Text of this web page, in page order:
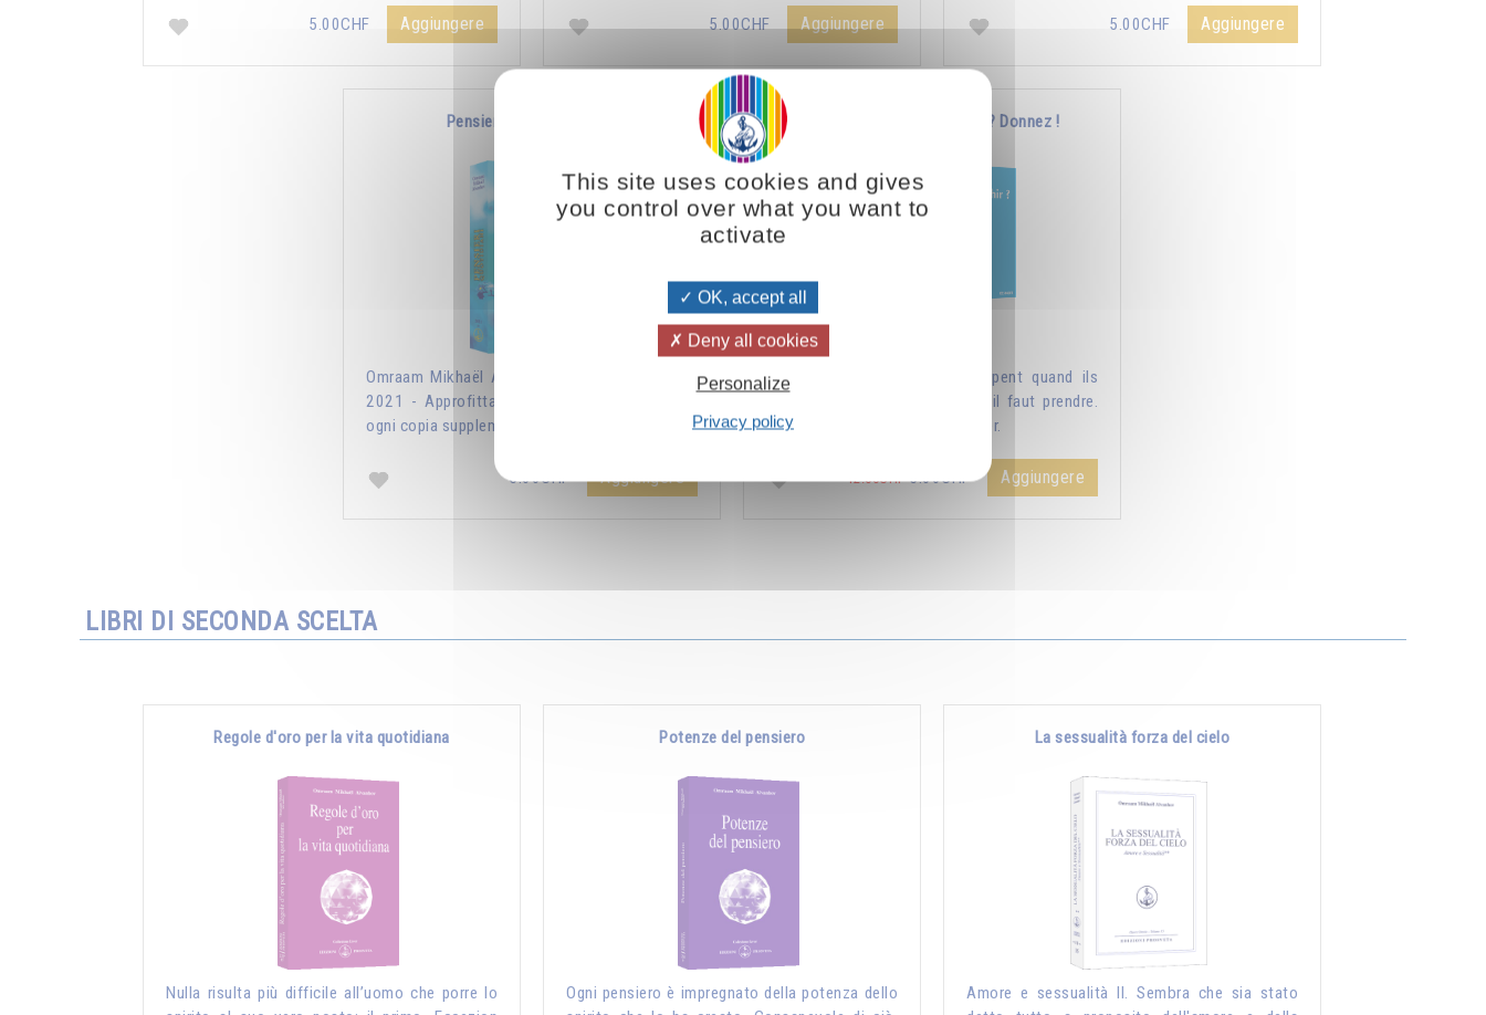
5.00CHF Aggiungere 5.00CHF Aggiungere 5.00CHF Aggiungere
Pensieri Quotidiani 2021
Omraam Mikhaël Aïvanhov Pensieri Quotidiani
2021 - Approfitta dello sconto di 2 CHF per
ogni copia supplementare aggiunta all'ordine !
5.00CHF Aggiungere
Vous voulez vous enrichir ? Donnez !
Combien les humains se trompent quand ils
s’imaginent que pour s’enrichir il faut prendre.
Non, pour s’enrichir, il faut donner.
12.00CHF5.00CHF Aggiungere
LIBRI DI SECONDA SCELTA
Regole d'oro per la vita quotidiana
Nulla risulta più difficile all’uomo che porre lo
Potenze del pensiero
Ogni pensiero è impregnato della potenza dello
La sessualità forza del cielo
Amore e sessualità II. Sembra che sia stato
This site uses cookies and gives
you control over what you want to
activate
OK, accept all
Deny all cookies
Personalize
Privacy policy